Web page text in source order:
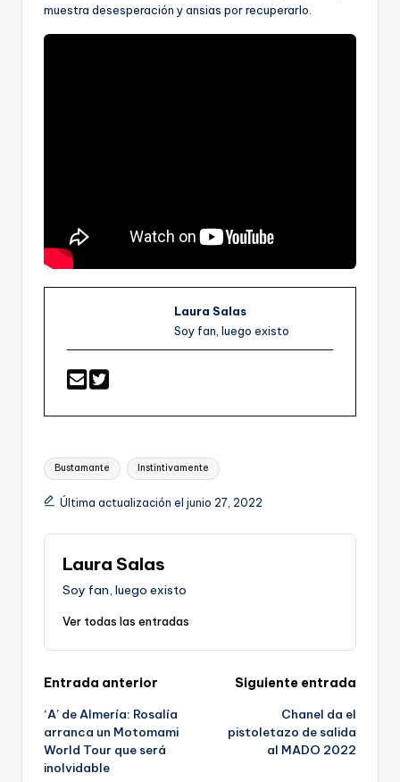
muestra desesperación y ansias por recuperarlo.
Laura Salas
Soy fan, luego existo
Etiquetas:
Bustamante Instintivamente
Última actualización el junio 27, 2022
Laura Salas
Soy fan, luego existo
Ver todas las entradas
Navegación
de
entradas
Entrada anterior
‘A’ de Almería: Rosalía
arranca un Motomami
World Tour que será
inolvidable
Siguiente entrada
Chanel da el
pistoletazo de salida
al MADO 2022